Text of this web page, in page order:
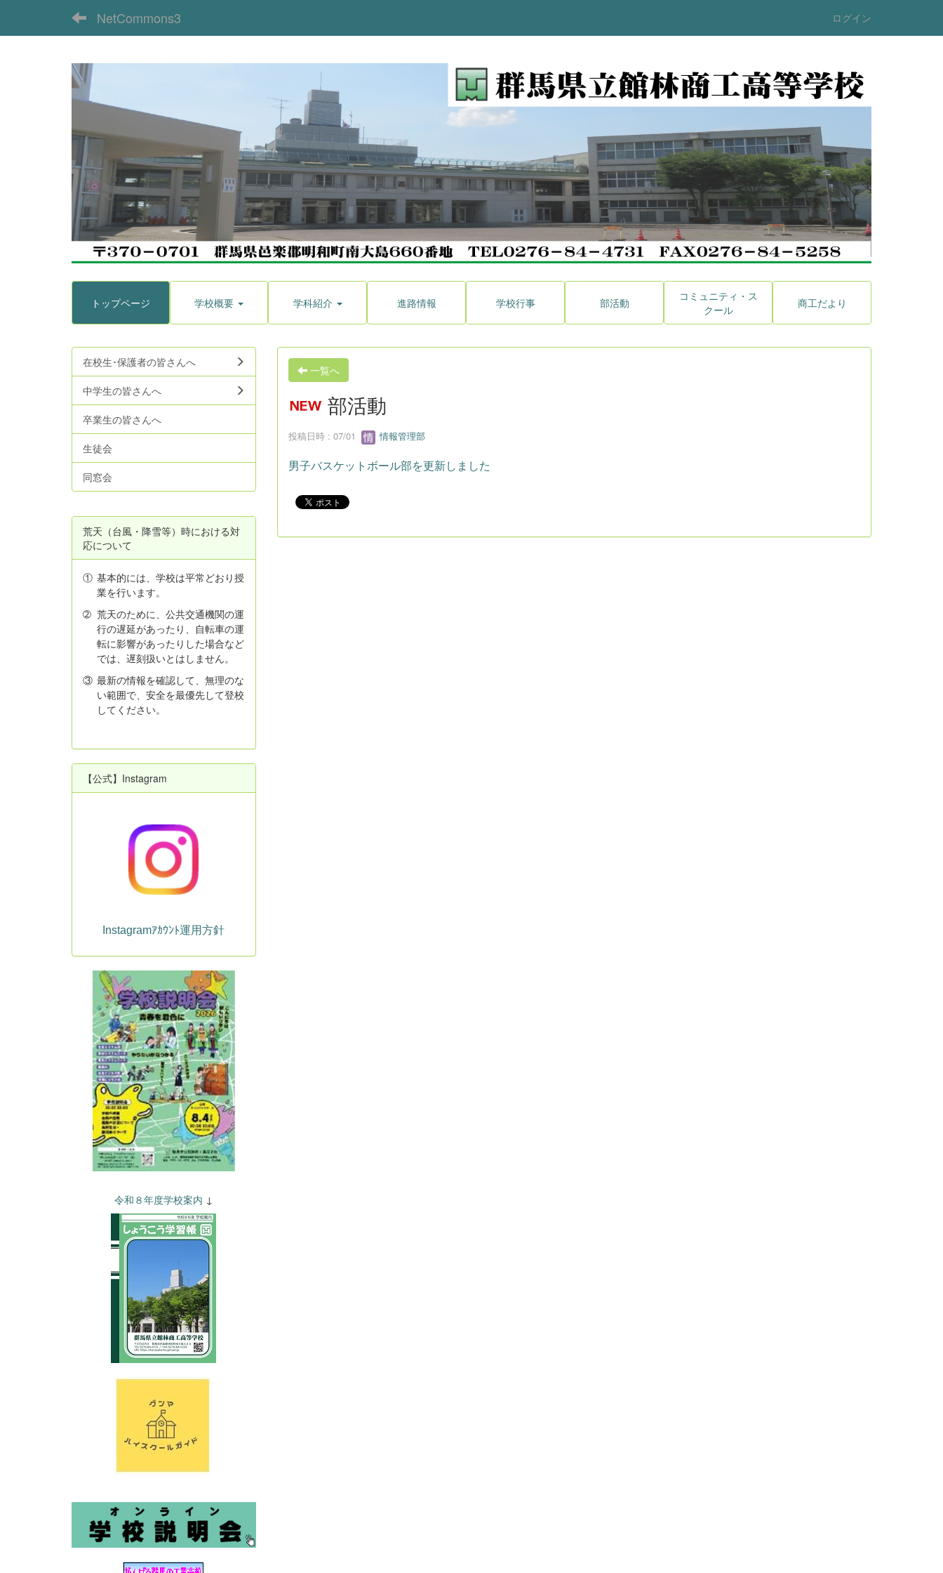
NetCommons3 ログイン
トップページ 学校概要 学科紹介 進路情報 学校行事 部活動
コミュニティ・ス
クール
商工だより
一覧へ
部活動
投稿日時 : 07/01 情報管理部
男子バスケットボール部を更新しました
在校生･保護者の皆さんへ
中学生の皆さんへ
卒業生の皆さんへ
生徒会
同窓会
荒天（台風・降雪等）時における対
応について
① 基本的には、学校は平常どおり授
業を行います。
➁ 荒天のために、公共交通機関の運
行の遅延があったり、自転車の運
転に影響があったりした場合など
では、遅刻扱いとはしません。
③ 最新の情報を確認して、無理のな
い範囲で、安全を最優先して登校
してください。
【公式】Instagram
Instagramｱｶｳﾝﾄ運用方針
令和８年度学校案内 ↓